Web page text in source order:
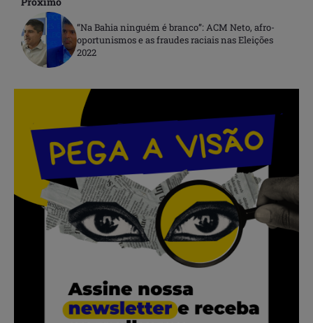
“Na Bahia ninguém é branco”: ACM Neto, afro-
oportunismos e as fraudes raciais nas Eleições
2022
.
.